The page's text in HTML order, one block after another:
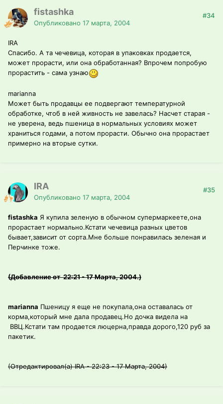
fistashka
Опубликовано 17 марта, 2004
#34
IRA
Спасибо. А та чечевица, которая в упаковках продается,
может прорасти, или она обработанная? Впрочем попробую
прорастить - сама узнаю
marianna
Может быть продавцы ее подвергают температурной
обработке, чтоб в ней живность не завелась? Насчет старая -
не уверена, ведь пшеница в нормальных условиях может
храниться годами, а потом прорасти. Обычно она прорастает
примерно на вторые сутки.
IRA
Опубликовано 17 марта, 2004
#35
fistashka Я купила зеленую в обычном супермаркеете,она
прорастает нормально.Кстати чечевица разных цветов
бывает,зависит от сорта.Мне больше понравилась зеленая и
Перчинке тоже.
(Добавление от 22:21 - 17 Марта, 2004.)
marianna Пшеницу я еще не покупала,она оставалась от
корма,который мне дала продавец.Но дочка видела на
ВВЦ.Кстати там продается люцерна,правда дорого,120 руб за
пакетик.
(Отредактировал(а) IRA - 22:23 - 17 Марта, 2004)